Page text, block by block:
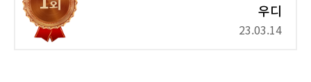
우디
23.03.14